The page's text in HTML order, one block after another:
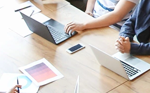
de la chaussée
JE VEUX CETTE SOLUTION